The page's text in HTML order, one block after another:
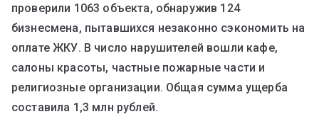
проверили 1063 объекта, обнаружив 124
бизнесмена, пытавшихся незаконно сэкономить на
оплате ЖКУ. В число нарушителей вошли кафе,
салоны красоты, частные пожарные части и
религиозные организации. Общая сумма ущерба
составила 1,3 млн рублей.